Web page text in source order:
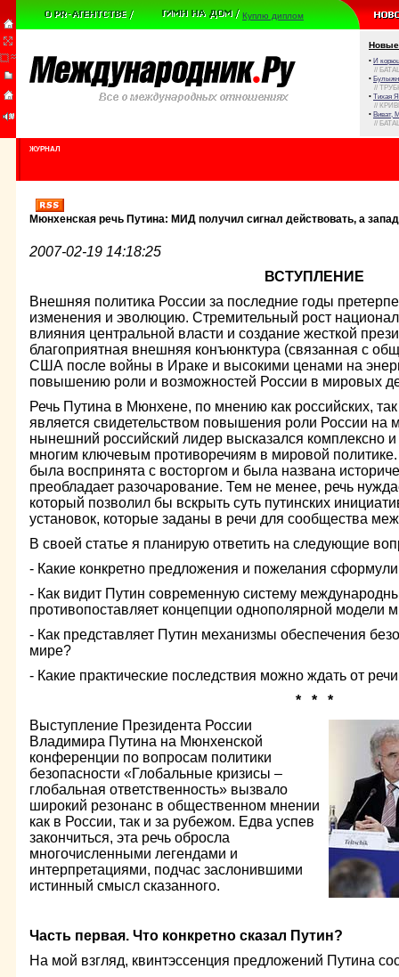
Куплю диплом
Новые
• И
//
•
//
• Тихая
//
• Виват,
//
ЖУРНАЛ
Мюнхенская речь Путина: МИД получил сигнал действовать, а
2007-02-19 14:18:25
ВСТУПЛЕНИЕ
Внешняя политика России за последние годы
изменения и эволюцию. Стремительный рост
влияния центральной власти и создание жесткой
благоприятная внешняя конъюнктура (связанная с
США после войны в Ираке и высокими ценами на
повышению роли и возможностей России в мировых
Речь Путина в Мюнхене, по мнению как российских,
является свидетельством повышения роли России
нынешний российский лидер высказался комплексно и
многим ключевым противоречиям в мировой
была воспринята с восторгом и была названа
преобладает разочарование. Тем не менее, речь
который позволил бы вскрыть суть путинских
установок, которые заданы в речи для сообщества
В своей статье я планирую ответить на следующие
- Какие конкретно предложения и пожелания
- Как видит Путин современную систему
противопоставляет концепции однополярной модели
- Как представляет Путин механизмы обеспечения
мире?
- Какие практические последствия можно ждать от
* * *
Выступление Президента России
Владимира Путина на Мюнхенской
конференции по вопросам политики
безопасности «Глобальные кризисы –
глобальная ответственность» вызвало
широкий резонанс в общественном мнении
как в России, так и за рубежом. Едва успев
закончиться, эта речь обросла
многочисленными легендами и
интерпретациями, подчас заслонившими
истинный смысл сказанного.
Часть первая. Что конкретно сказал Путин?
На мой взгляд, квинтэссенция предложений Путина